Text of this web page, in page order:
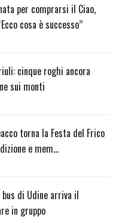
per comprarsi il Ciao,
cosa è successo”
cinque roghi ancora
sui monti
torna la Festa del Frico
e mem…
di Udine arriva il
in gruppo